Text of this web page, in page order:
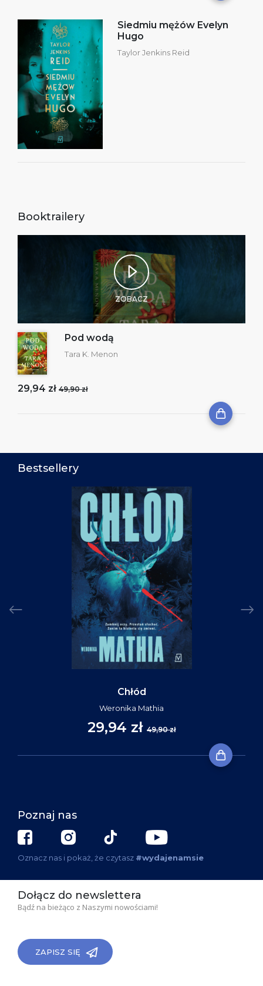
Siedmiu mężów Evelyn
Hugo
Taylor Jenkins Reid
Booktrailery
ZOBACZ
Pod wodą
Tara K. Menon
29,94 zł 49,90 zł
Bestsellery
Chłód
Weronika Mathia
29,94 zł 49,90 zł
Poznaj nas
Oznacz nas i pokaż, że czytasz #wydajenamsie
Dołącz do newslettera
Bądź na bieżąco z Naszymi nowościami!
ZAPISZ SIĘ